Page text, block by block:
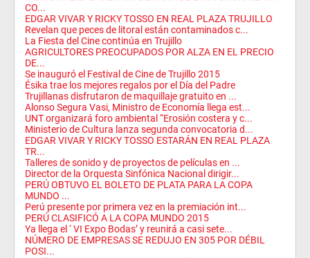
CO...
EDGAR VIVAR Y RICKY TOSSO EN REAL PLAZA TRUJILLO
Revelan que peces de litoral están contaminados c...
La Fiesta del Cine continúa en Trujillo
AGRICULTORES PREOCUPADOS POR ALZA EN EL PRECIO
DE...
Se inauguró el Festival de Cine de Trujillo 2015
Ésika trae los mejores regalos por el Día del Padre
Trujillanas disfrutaron de maquillaje gratuito en ...
Alonso Segura Vasi, Ministro de Economía llega est...
UNT organizará foro ambiental “Erosión costera y c...
Ministerio de Cultura lanza segunda convocatoria d...
EDGAR VIVAR Y RICKY TOSSO ESTARÁN EN REAL PLAZA
TR...
Talleres de sonido y de proyectos de películas en ...
Director de la Orquesta Sinfónica Nacional dirigir...
PERÚ OBTUVO EL BOLETO DE PLATA PARA LA COPA
MUNDO ...
Perú presente por primera vez en la premiación int...
PERÚ CLASIFICÓ A LA COPA MUNDO 2015
Ya llega el ‘ VI Expo Bodas’ y reunirá a casi sete...
NÚMERO DE EMPRESAS SE REDUJO EN 305 POR DÉBIL
POSI...